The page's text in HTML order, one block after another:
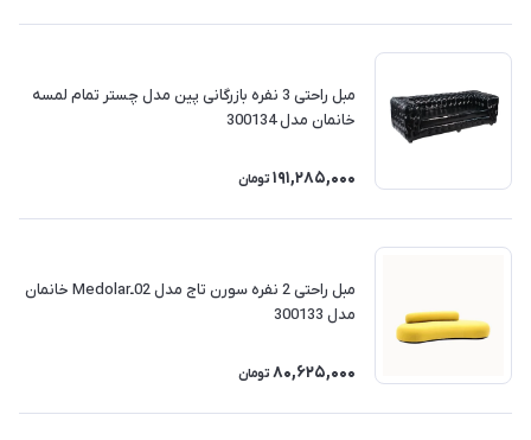
مبل راحتی 3 نفره بازرگانی پین مدل چستر تمام لمسه
خانمان مدل 300134
191,285,000 تومان
مبل راحتی 2 نفره سورن تاج مدل 02ـMedolar خانمان
مدل 300133
80,625,000 تومان